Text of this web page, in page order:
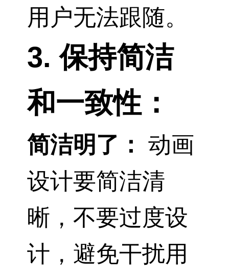
用户无法跟随。
3. 保持简洁
和一致性：
简洁明了： 动画
设计要简洁清
晰，不要过度设
计，避免干扰用